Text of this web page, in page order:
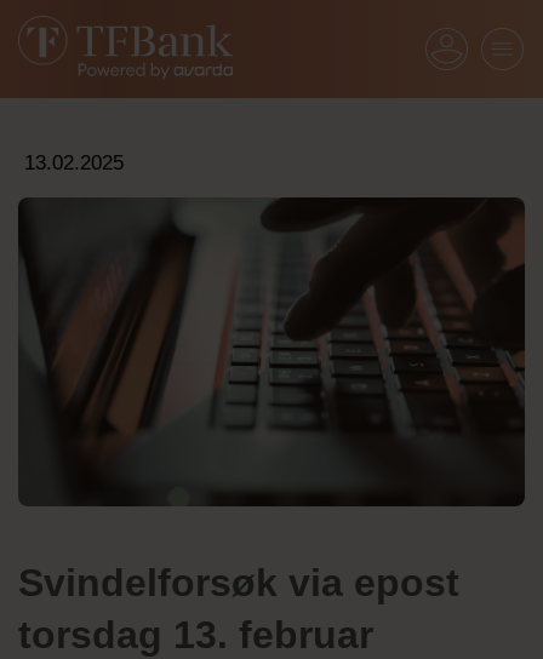
13.02.2025
Svindelforsøk via epost
torsdag 13. februar